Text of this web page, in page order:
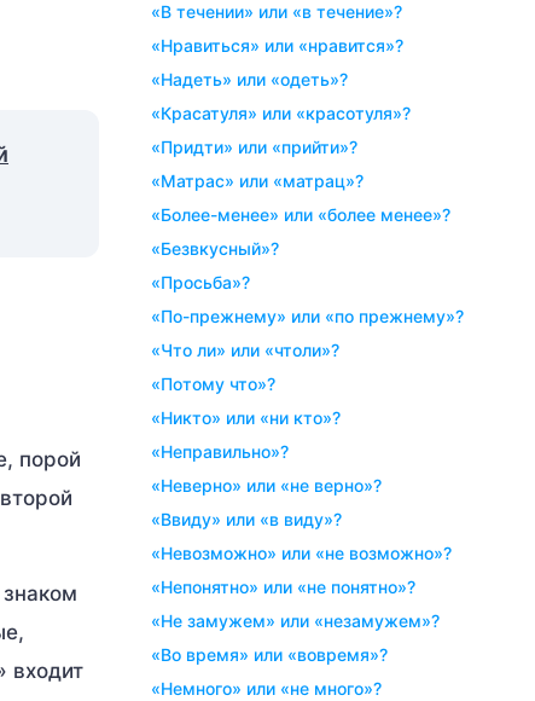
порой
входит
«в течении» или «в течение»?
«нравиться» или «нравится»?
«надеть» или «одеть»?
«красатуля» или «красотуля»?
«придти» или «прийти»?
«матрас» или «матрац»?
«более-менее» или «более менее»?
«безвкусный»?
«просьба»?
«по-прежнему» или «по прежнему»?
«что ли» или «чтоли»?
«потому что»?
«никто» или «ни кто»?
«неправильно»?
«неверно» или «не верно»?
«ввиду» или «в виду»?
«невозможно» или «не возможно»?
«непонятно» или «не понятно»?
«не замужем» или «незамужем»?
«во время» или «вовремя»?
«немного» или «не много»?